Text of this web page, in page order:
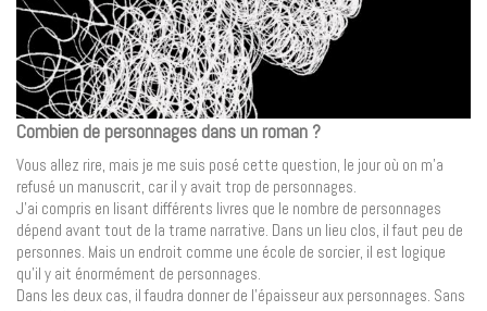
Combien de personnages dans un roman ?
Vous allez rire, mais je me suis posé cette question, le jour où on m’a
refusé un manuscrit, car il y avait trop de personnages.
J’ai compris en lisant différents livres que le nombre de personnages
dépend avant tout de la trame narrative. Dans un lieu clos, il faut peu de
personnes. Mais un endroit comme une école de sorcier, il est logique
qu’il y ait énormément de personnages.
Dans les deux cas, il faudra donner de l’épaisseur aux personnages. Sans